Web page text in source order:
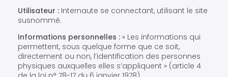
Utilisateur : Internaute se connectant, utilisant le site
susnommé.
Informations personnelles : « Les informations qui
permettent, sous quelque forme que ce soit,
directement ou non, l’identification des personnes
physiques auxquelles elles s’appliquent » (article 4